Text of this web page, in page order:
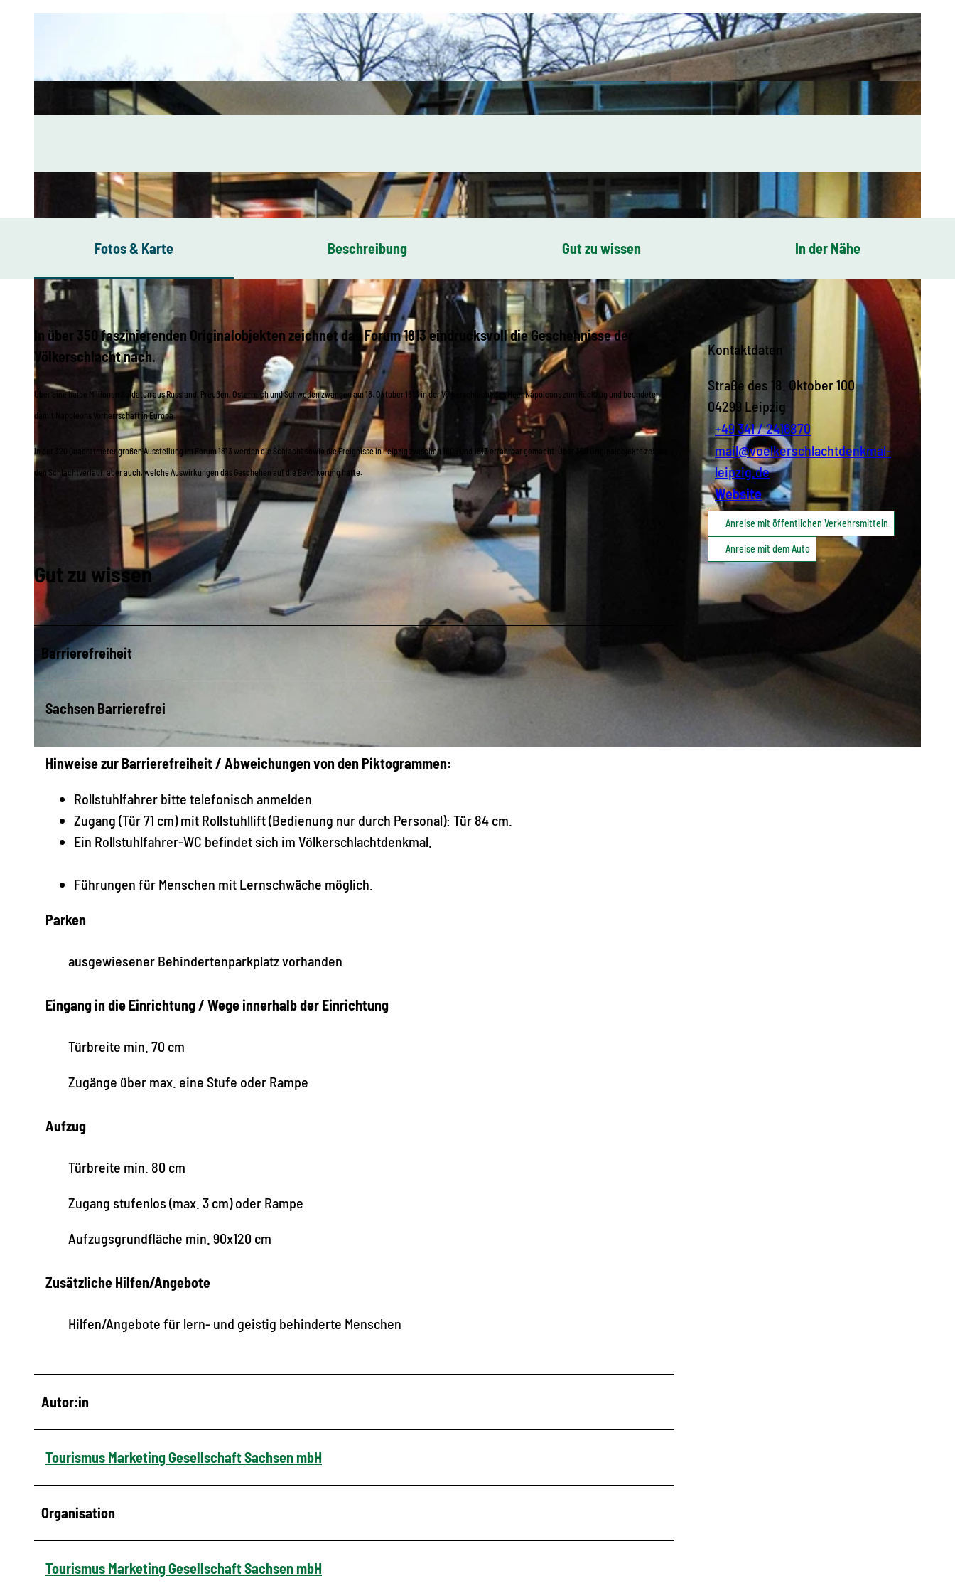
Fotos & Karte Beschreibung Gut zu wissen In der Nähe
In über 350 faszinierenden Originalobjekten zeichnet das Forum 1813 eindrucksvoll die Geschehnisse der
Völkerschlacht nach.
Über eine halbe Millionen Soldaten aus Russland, Preußen, Österreich und Schweden zwangen am 18. Oktober 1813 in der Völkerschlacht das Heer Napoleons zum Rückzug und beendeten
damit Napoleons Vorherrschaft in Europa.
In der 320 Quadratmeter großen Ausstellung im Forum 1813 werden die Schlacht sowie die Ereignisse in Leipzig zwischen 1806 und 1813 erfahrbar gemacht. Über 350 Originalobjekte zeigen
den Schlachtverlauf, aber auch, welche Auswirkungen das Geschehen auf die Bevölkerung hatte.
Gut zu wissen
Barrierefreiheit
Sachsen Barrierefrei
Hinweise zur Barrierefreiheit / Abweichungen von den Piktogrammen:
Rollstuhlfahrer bitte telefonisch anmelden
Zugang (Tür 71 cm) mit Rollstuhllift (Bedienung nur durch Personal): Tür 84 cm.
Ein Rollstuhlfahrer-WC befindet sich im Völkerschlachtdenkmal.
Führungen für Menschen mit Lernschwäche möglich.
Parken
ausgewiesener Behindertenparkplatz vorhanden
Eingang in die Einrichtung / Wege innerhalb der Einrichtung
Türbreite min. 70 cm
Zugänge über max. eine Stufe oder Rampe
Aufzug
Türbreite min. 80 cm
Zugang stufenlos (max. 3 cm) oder Rampe
Aufzugsgrundfläche min. 90x120 cm
Zusätzliche Hilfen/Angebote
Hilfen/Angebote für lern- und geistig behinderte Menschen
Autor:in
Tourismus Marketing Gesellschaft Sachsen mbH
Organisation
Tourismus Marketing Gesellschaft Sachsen mbH
Kontaktdaten
Straße des 18. Oktober 100
04299 Leipzig
+49 341 / 2416870
mail@voelkerschlachtdenkmal-
leipzig.de
Website
Anreise mit öffentlichen Verkehrsmitteln
Anreise mit dem Auto